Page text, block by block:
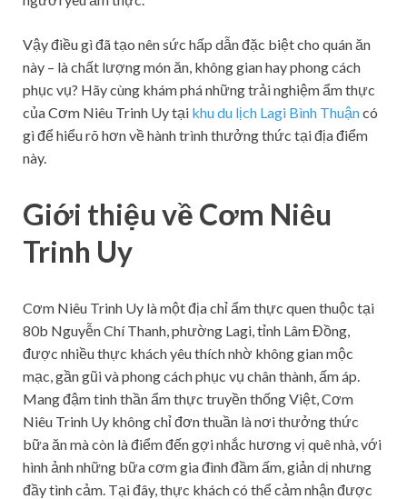
Vậy điều gì đã tạo nên sức hấp dẫn đặc biệt cho quán ăn
này – là chất lượng món ăn, không gian hay phong cách
phục vụ? Hãy cùng khám phá những trải nghiệm ẩm thực
của Cơm Niêu Trinh Uy tại khu du lịch Lagi Bình Thuậncó
gì để hiểu rõ hơn về hành trình thưởng thức tại địa điểm
này.
Giới thiệu về Cơm Niêu
Trinh Uy
Cơm Niêu Trinh Uy là một địa chỉ ẩm thực quen thuộc tại
80b Nguyễn Chí Thanh, phường Lagi, tỉnh Lâm Đồng,
được nhiều thực khách yêu thích nhờ không gian mộc
mạc, gần gũi và phong cách phục vụ chân thành, ấm áp.
Mang đậm tinh thần ẩm thực truyền thống Việt, Cơm
Niêu Trinh Uy không chỉ đơn thuần là nơi thưởng thức
bữa ăn mà còn là điểm đến gợi nhắc hương vị quê nhà, với
hình ảnh những bữa cơm gia đình đầm ấm, giản dị nhưng
đầy tình cảm. Tại đây, thực khách có thể cảm nhận được